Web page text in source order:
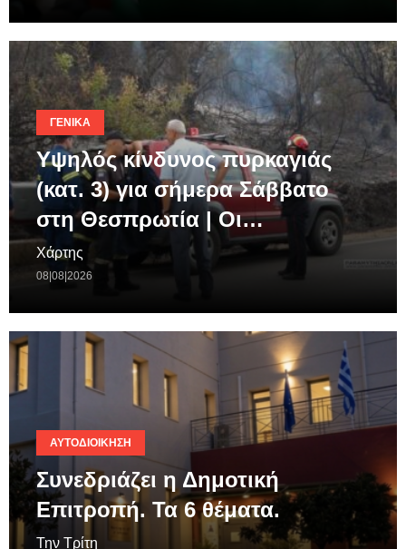
ΓΕΝΙΚΆ
Υψηλός κίνδυνος πυρκαγιάς
(κατ. 3) για σήμερα Σάββατο
στη Θεσπρωτία | Οι…
Χάρτης
08|08|2026
ΑΥΤΟΔΙΟΊΚΗΣΗ
Συνεδριάζει η Δημοτική
Επιτροπή. Τα 6 θέματα.
Την Τρίτη